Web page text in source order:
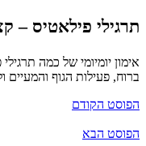
תרגילי פילאטיס –
אימון יומיומי של כמה
ברוח, פעילות הגוף והמעיים
הפוסט הקודם
הפוסט הבא